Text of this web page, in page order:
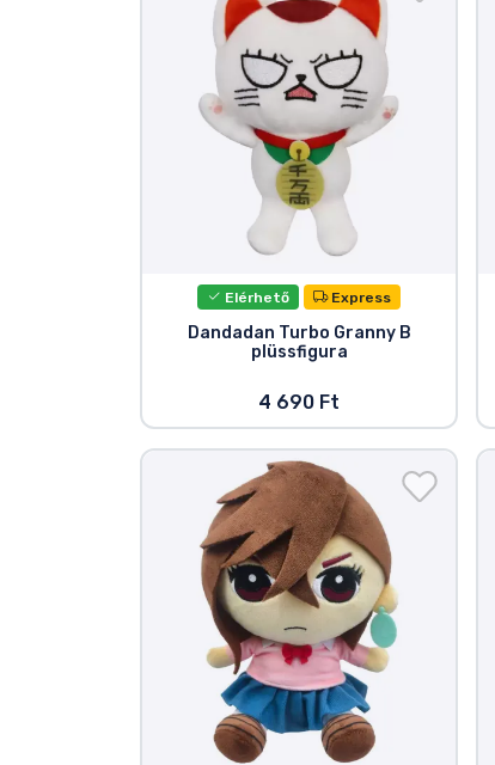
Elérhető Express
Dandadan Turbo Granny B
plüssfigura
4 690 Ft
Szállítás és fizetés
Sorozatos cuccok
Animés cuccok
Sportos cuccok
Terméktípusok